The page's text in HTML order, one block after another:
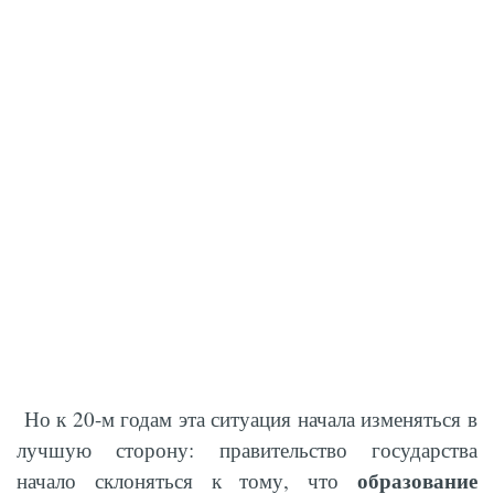
Но к 20-м годам эта ситуация начала изменяться в
лучшую сторону: правительство государства
начало склоняться к тому, что образование